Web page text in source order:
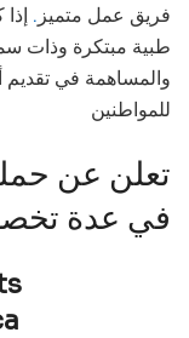
فريق عمل متميز .
طبية مبتكرة وذات
للمواطنين
في عدة